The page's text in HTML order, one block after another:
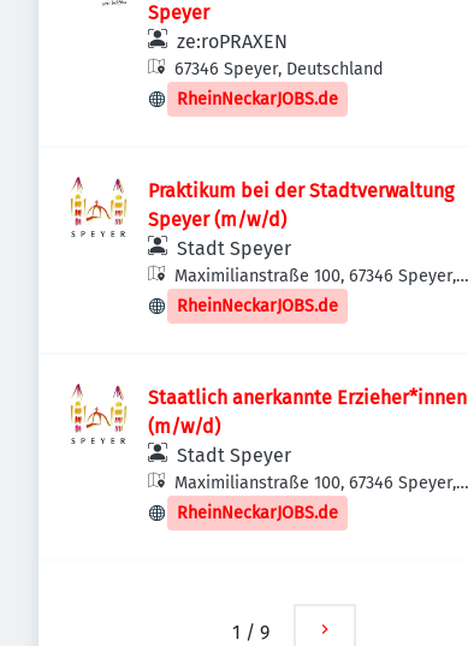
Speyer
ze:roPRAXEN
67346 Speyer, Deutschland
RheinNeckarJOBS.de
Praktikum bei der Stadtverwaltung
Speyer (m/w/d)
Stadt Speyer
Maximilianstraße 100, 67346 Speyer,
Deutschland
RheinNeckarJOBS.de
Staatlich anerkannte Erzieher*innen
(m/w/d)
Stadt Speyer
Maximilianstraße 100, 67346 Speyer,
Deutschland
RheinNeckarJOBS.de
1 / 9